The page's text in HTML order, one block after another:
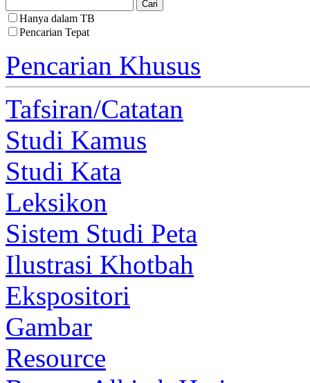
Hanya dalam TB
Pencarian Tepat
Pencarian Khusus
Tafsiran/Catatan
Studi Kamus
Studi Kata
Leksikon
Sistem Studi Peta
Ilustrasi Khotbah
Ekspositori
Gambar
Resource